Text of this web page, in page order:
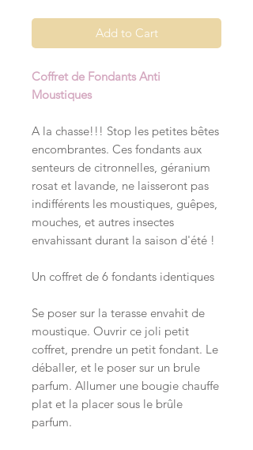
Add to Cart
Coffret de Fondants Anti
Moustiques
A la chasse!!! Stop les petites bêtes
encombrantes. Ces fondants aux
senteurs de citronnelles, géranium
rosat et lavande, ne laisseront pas
indifférents les moustiques, guêpes,
mouches, et autres insectes
envahissant durant la saison d'été !
Un coffret de 6 fondants identiques
Se poser sur la terasse envahit de
moustique. Ouvrir ce joli petit
coffret, prendre un petit fondant. Le
déballer, et le poser sur un brule
parfum. Allumer une bougie chauffe
plat et la placer sous le brûle
parfum.